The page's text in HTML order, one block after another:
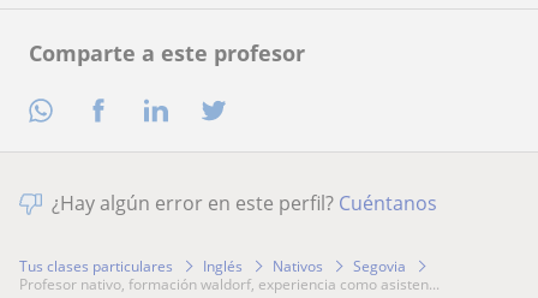
Comparte a este profesor
¿Hay algún error en este perfil? Cuéntanos
Tus clases particulares Inglés Nativos
Segovia
profesor nativo, formación waldorf, experiencia como asisten...